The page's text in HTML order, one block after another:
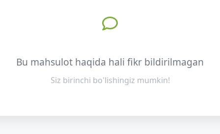
Bu mahsulot haqida hali fikr bildirilmagan
Siz birinchi bo'lishingiz mumkin!